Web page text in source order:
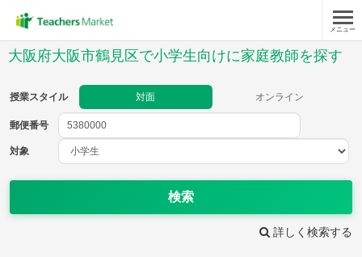
メニュー
大阪府大阪市鶴見区で小学生向けに家庭教師を探す
授業スタイル 対面 オンライン
郵便番号
対象
検索
詳しく検索する
郵便番号